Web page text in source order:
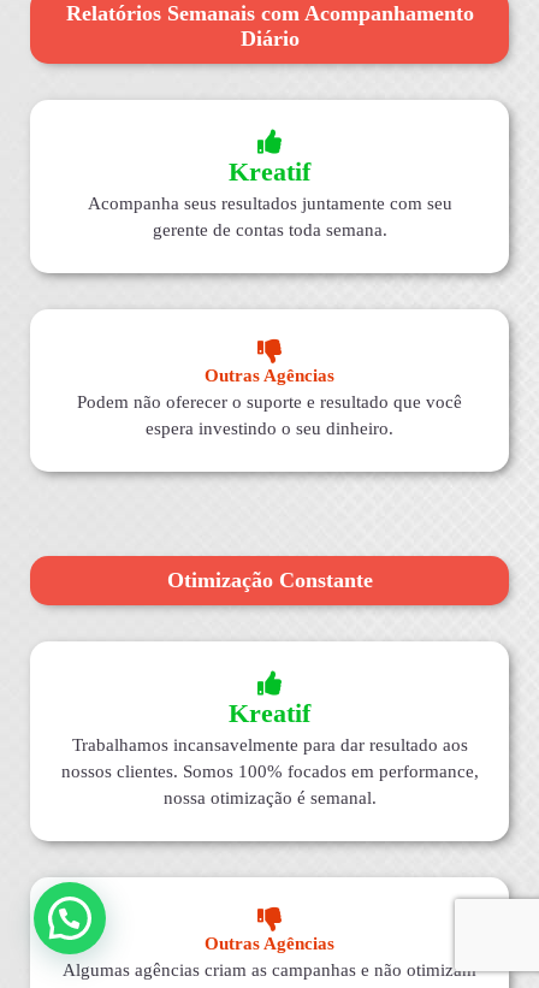
Relatórios Semanais com Acompanhamento
Diário
Kreatif
Acompanha seus resultados juntamente com seu
gerente de contas toda semana.
Outras Agências
Podem não oferecer o suporte e resultado que você
espera investindo o seu dinheiro.
Otimização Constante
Kreatif
Trabalhamos incansavelmente para dar resultado aos
nossos clientes. Somos 100% focados em performance,
nossa otimização é semanal.
Outras Agências
Algumas agências criam as campanhas e não otimizam